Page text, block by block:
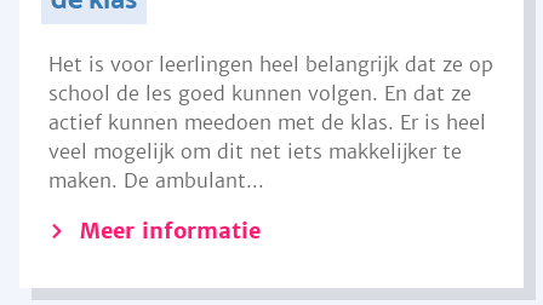
Het is voor leerlingen heel belangrijk dat ze op
school de les goed kunnen volgen. En dat ze
actief kunnen meedoen met de klas. Er is heel
veel mogelijk om dit net iets makkelijker te
maken. De ambulant...
Meer informatie